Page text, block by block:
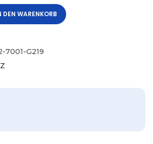
DEN WARENKORB
7001-G219